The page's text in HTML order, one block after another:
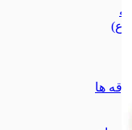
(ع)
ها